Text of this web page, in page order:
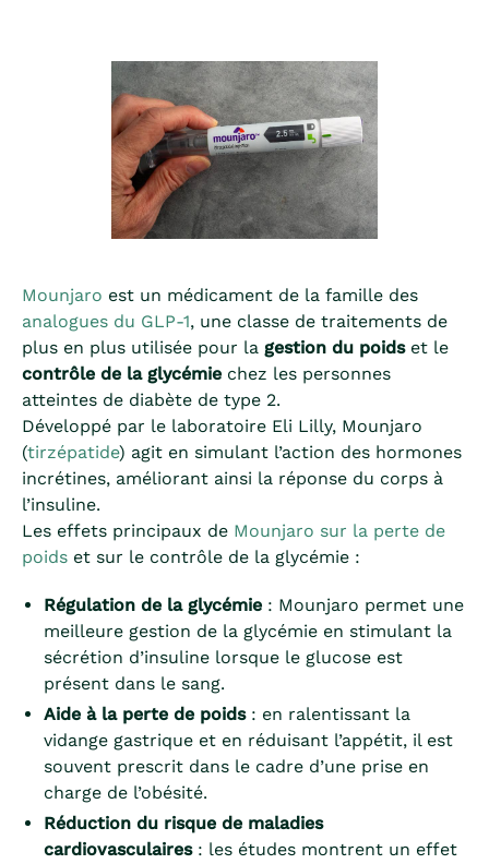
Mounjaro est un médicament de la famille des
analogues du GLP-1, une classe de traitements de
plus en plus utilisée pour la gestion du poidset le
contrôle de la glycémie chez les personnes
atteintes de diabète de type 2.
Développé par le laboratoire Eli Lilly, Mounjaro
(tirzépatide) agit en simulant l’action des hormones
incrétines, améliorant ainsi la réponse du corps à
l’insuline.
Les effets principaux de Mounjaro sur la perte de
poids et sur le contrôle de la glycémie :
Régulation de la glycémie : Mounjaro permet une
meilleure gestion de la glycémie en stimulant la
sécrétion d’insuline lorsque le glucose est
présent dans le sang.
Aide à la perte de poids: en ralentissant la
vidange gastrique et en réduisant l’appétit, il est
souvent prescrit dans le cadre d’une prise en
charge de l’obésité.
Réduction du risque de maladies
cardiovasculaires: les études montrent un effet